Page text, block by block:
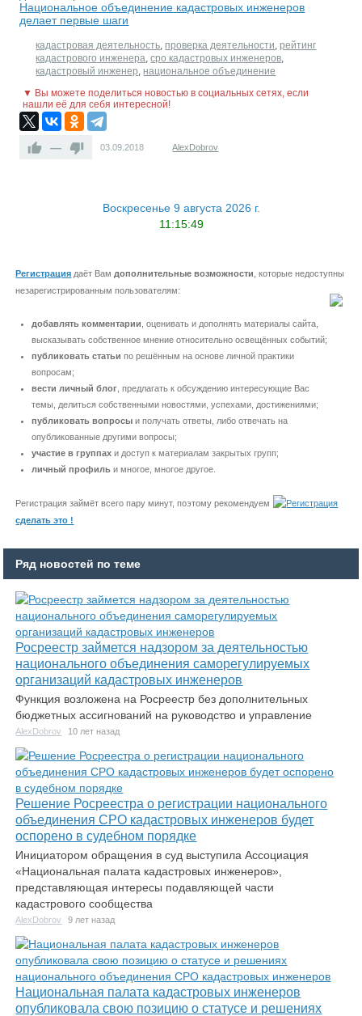
Национальное объединение кадастровых инженеров
делает первые шаги
кадастровая деятельность, проверка деятельности,рейтинг
кадастрового инженера,сро кадастровых инженеров,
кадастровый инженер, национальное объединение
▼ Вы можете поделиться новостью в социальных сетях, если
нашли её для себя интересной!
— 03.09.2018 AlexDobrov
Воскресенье 9 августа 2026 г.
11:15:49
Регистрация даёт Вам дополнительные возможности , которые недоступны
незарегистрированным пользователям:
добавлять комментарии , оценивать и дополнять материалы сайта,
высказывать собственное мнение относительно освещённых событий;
публиковать статьи по решённым на основе личной практики
вопросам;
вести личный блог , предлагать к обсуждению интересующие Вас
темы, делиться собственными новостями, успехами, достижениями;
публиковать вопросы и получать ответы, либо отвечать на
опубликованные другими вопросы;
участие в группах и доступ к материалам закрытых групп;
личный профиль и многое, многое другое.
Регистрация займёт всего пару минут, поэтому рекомендуем
сделать это !
Ряд новостей по теме
Росреестр займется надзором за деятельностью
национального объединения саморегулируемых
организаций кадастровых инженеров
Функция возложена на Росреестр без дополнительных
бюджетных ассигнований на руководство и управление
AlexDobrov 10 лет назад
Решение Росреестра о регистрации национального
объединения СРО кадастровых инженеров будет
оспорено в судебном порядке
Инициатором обращения в суд выступила Ассоциация
«Национальная палата кадастровых инженеров»,
представляющая интересы подавляющей части
кадастрового сообщества
AlexDobrov 9 лет назад
Национальная палата кадастровых инженеров
опубликовала свою позицию о статусе и решениях